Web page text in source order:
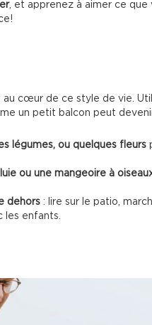
, et apprenez à aimer ce que
cœur de ce style de vie.
un petit balcon peut
légumes, ou quelques fleurs
ou une mangeoire à
dehors : lire sur le patio,
les enfants.